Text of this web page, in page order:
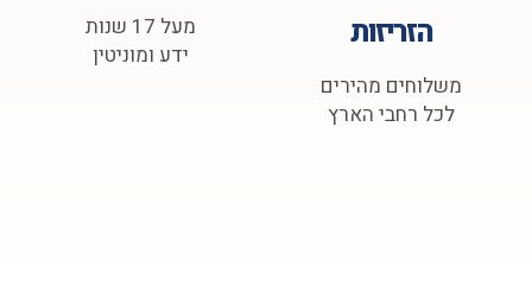
הזריזות
משלוחים מהירים
לכל רחבי הארץ
מעל 17 שנות
ידע ומוניטין